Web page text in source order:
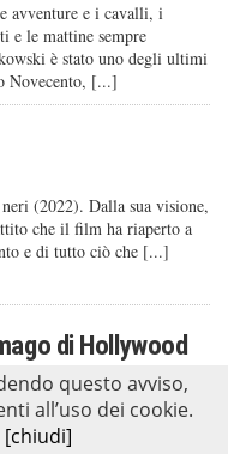
avventure e i cavalli, i
e le mattine sempre
è stato uno degli ultimi
Novecento, [...]
(2022). Dalla sua visione,
che il film ha riaperto a
e di tutto ciò che [...]
di Hollywood
venga l’arcobaleno: che
La gente ha
questo avviso,
all’uso dei cookie.
[chiudi]